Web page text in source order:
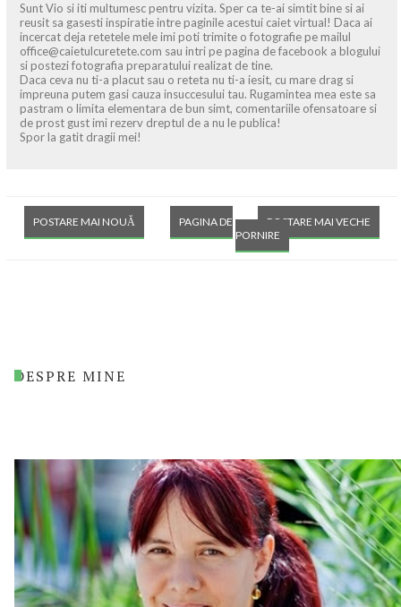
Sunt Vio si iti multumesc pentru vizita. Sper ca te-ai simtit bine si ai
reusit sa gasesti inspiratie intre paginile acestui caiet virtual! Daca ai
incercat deja retetele mele imi poti trimite o fotografie pe mailul
office@caietulcuretete.com sau intri pe pagina de facebook a blogului
si postezi fotografia preparatului realizat de tine.
Daca ceva nu ti-a placut sau o reteta nu ti-a iesit, cu mare drag si
impreuna putem gasi cauza insuccesului tau. Rugamintea mea este sa
pastram o limita elementara de bun simt, comentariile ofensatoare si
de prost gust imi rezerv dreptul de a nu le publica!
Spor la gatit dragii mei!
POSTARE MAI NOUĂ POSTARE MAI VECHE
PAGINA DE
PORNIRE
DESPRE MINE